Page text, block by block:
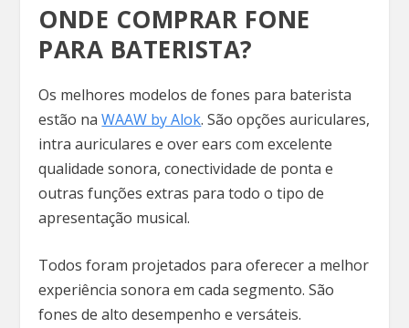
ONDE COMPRAR FONE
PARA BATERISTA?
Os melhores modelos de fones para baterista
estão naWAAW by Alok. São opções auriculares,
intra auriculares e over ears com excelente
qualidade sonora, conectividade de ponta e
outras funções extras para todo o tipo de
apresentação musical.
Todos foram projetados para oferecer a melhor
experiência sonora em cada segmento. São
fones de alto desempenho e versáteis.